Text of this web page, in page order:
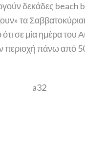
δεκάδες beach
τα
ότι σε μία ημέρα του
περιοχή πάνω από